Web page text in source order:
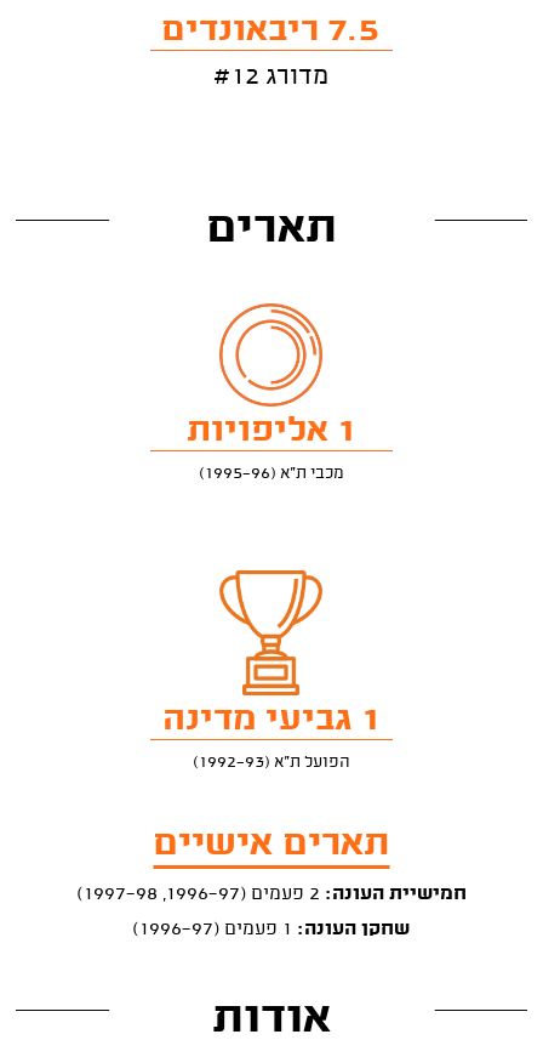
7.5 ריבאונדים
מדורג #12
תארים
1 אליפויות
מכבי ת"א (1995-96)
1 גביעי מדינה
הפועל ת"א (1992-93)
תארים אישיים
חמישיית העונה:
שחקן העונה:
אודות